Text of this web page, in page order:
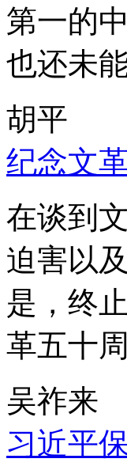
第一的
也还未
胡平
纪念文
在谈到
迫害以
是，终
革五十
吴祚来
习近平